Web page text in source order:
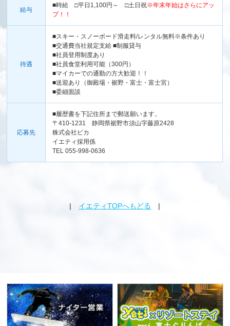
給与
■時給 □平日1,100円～ □土日祝※年末年始はさらにアッ
プ！！
待遇
■スキー・スノーボード滑走料/レンタル無料※条件あり
■交通費当社規定支給 ■制服貸与
■社員登用制度あり
■社員食堂利用可能（300円）
■マイカーでの通勤の方大歓迎！！
■送迎あり（御殿場・裾野・富士・富士宮）
■委細面談
応募先
■履歴書を下記住所まで郵送願います。
〒410-1231 静岡県裾野市須山字藤原2428
株式会社ピカ
イエティ採用係
TEL 055-998-0636
| イエティTOPへもどる |